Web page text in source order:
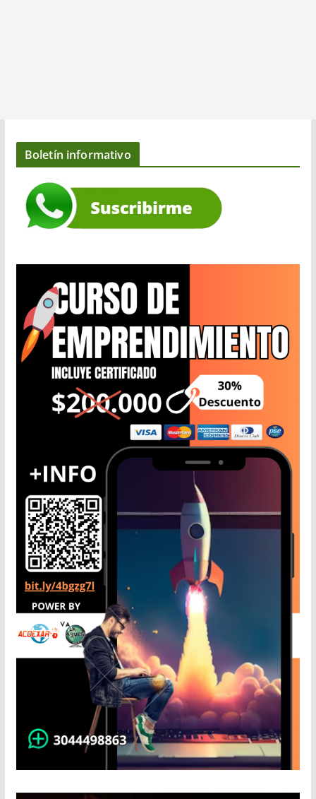
Boletín informativo